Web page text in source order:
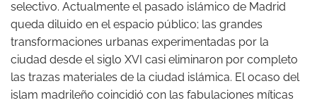
selectivo. Actualmente el pasado islámico de Madrid
queda diluido en el espacio público; las grandes
transformaciones urbanas experimentadas por la
ciudad desde el siglo XVI casi eliminaron por completo
las trazas materiales de la ciudad islámica. El ocaso del
islam madrileño coincidió con las fabulaciones míticas